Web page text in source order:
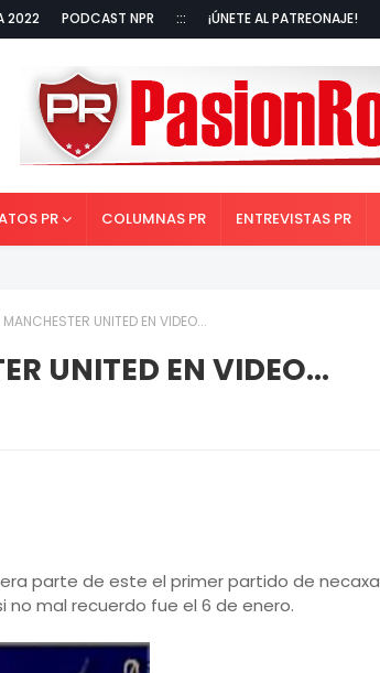
2022 PODCAST NPR ::: ¡ÚNETE AL PATREONAJE!
PR COLUMNAS PR ENTREVISTAS PR
UNITED EN VIDEO...
UNITED EN VIDEO...
parte de este el primer partido de necaxa
no mal recuerdo fue el 6 de enero.